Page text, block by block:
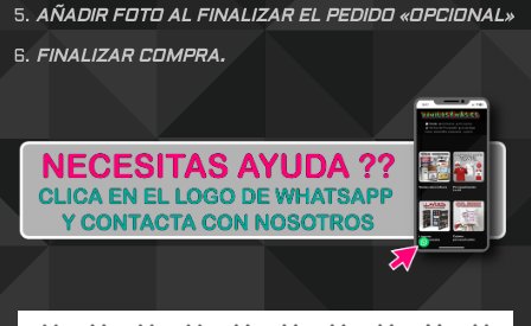
AÑADIR FOTO AL FINALIZAR EL PEDIDO «OPCIONAL»
FINALIZAR COMPRA.